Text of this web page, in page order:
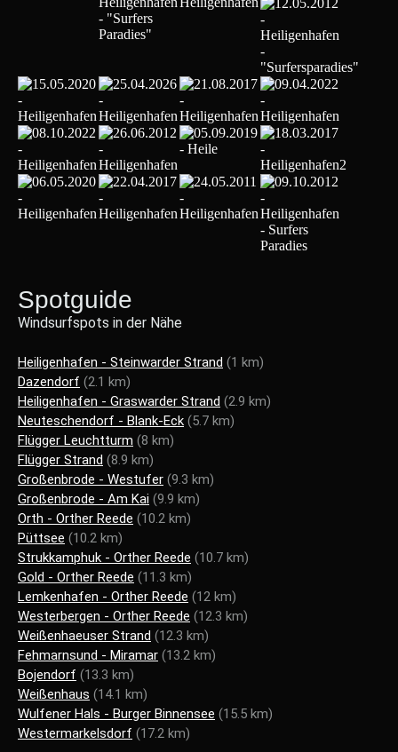
Spotguide
Windsurfspots in der Nähe
Heiligenhafen - Steinwarder Strand (1 km)
Dazendorf (2.1 km)
Heiligenhafen - Graswarder Strand (2.9 km)
Neuteschendorf - Blank-Eck (5.7 km)
Flügger Leuchtturm (8 km)
Flügger Strand (8.9 km)
Großenbrode - Westufer (9.3 km)
Großenbrode - Am Kai (9.9 km)
Orth - Orther Reede (10.2 km)
Püttsee (10.2 km)
Strukkamphuk - Orther Reede (10.7 km)
Gold - Orther Reede (11.3 km)
Lemkenhafen - Orther Reede (12 km)
Westerbergen - Orther Reede (12.3 km)
Weißenhaeuser Strand (12.3 km)
Fehmarnsund - Miramar (13.2 km)
Bojendorf (13.3 km)
Weißenhaus (14.1 km)
Wulfener Hals - Burger Binnensee (15.5 km)
Westermarkelsdorf (17.2 km)